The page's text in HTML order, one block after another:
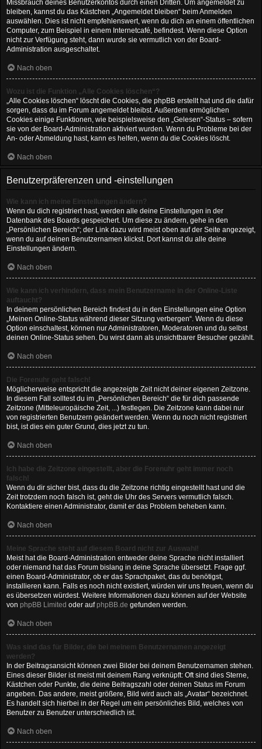
Missbrauch deines Benutzerkontos durch einen Dritten. Um angemeldet zu
bleiben, kannst du das Kästchen „Angemeldet bleiben“ beim Anmelden
auswählen. Dies ist nicht empfehlenswert, wenn du dich an einem öffentlichen
Computer, zum Beispiel in einem Internetcafé, befindest. Wenn diese Option
nicht zur Verfügung steht, dann wurde sie vermutlich von der Board-
Administration ausgeschaltet.
Nach oben
Wozu ist die Funktion „Alle Cookies löschen“?
„Alle Cookies löschen“ löscht die Cookies, die phpBB erstellt hat und die dafür
sorgen, dass du im Forum angemeldet bleibst. Außerdem ermöglichen
Cookies einige Funktionen, wie beispielsweise den „Gelesen“-Status – sofern
sie von der Board-Administration aktiviert wurden. Wenn du Probleme bei der
An- oder Abmeldung hast, kann es helfen, wenn du die Cookies löscht.
Nach oben
Benutzerpräferenzen und -einstellungen
Wie kann ich meine Einstellungen ändern?
Wenn du dich registriert hast, werden alle deine Einstellungen in der
Datenbank des Boards gespeichert. Um diese zu ändern, gehe in den
„Persönlichen Bereich“; der Link dazu wird meist oben auf der Seite angezeigt,
wenn du auf deinen Benutzernamen klickst. Dort kannst du alle deine
Einstellungen ändern.
Nach oben
Wie kann ich verhindern, dass mein Benutzername in der Online-Liste
auftaucht?
In deinem persönlichen Bereich findest du in den Einstellungen eine Option
„Meinen Online-Status während dieser Sitzung verbergen“. Wenn du diese
Option einschaltest, können nur Administratoren, Moderatoren und du selbst
deinen Online-Status sehen. Du wirst dann als unsichtbarer Besucher gezählt.
Nach oben
Die Forenuhr geht falsch!
Möglicherweise entspricht die angezeigte Zeit nicht deiner eigenen Zeitzone.
In diesem Fall solltest du im „Persönlichen Bereich“ die für dich passende
Zeitzone (Mitteleuropäische Zeit, ...) festlegen. Die Zeitzone kann dabei nur
von registrierten Benutzern geändert werden. Wenn du noch nicht registriert
bist, ist dies ein guter Grund, dies jetzt zu tun.
Nach oben
Ich habe die Zeitzone eingestellt, aber die Forenuhr geht immer noch
falsch!
Wenn du dir sicher bist, dass du die Zeitzone richtig eingestellt hast und die
Zeit trotzdem noch falsch ist, geht die Uhr des Servers vermutlich falsch.
Kontaktiere einen Administrator, damit er das Problem beheben kann.
Nach oben
Meine Sprache steht auf diesem Board nicht zur Auswahl!
Meist hat die Board-Administration entweder deine Sprache nicht installiert
oder niemand hat das Forum bislang in deine Sprache übersetzt. Frage ggf.
einen Board-Administrator, ob er das Sprachpaket, das du benötigst,
installieren kann. Falls es noch nicht existiert, würden wir uns freuen, wenn du
es übersetzen würdest. Weitere Informationen dazu können auf der Website
von phpBB Limited oder aufphpBB.de gefunden werden.
Nach oben
Was sind das für Bilder, die bei meinem Benutzernamen angezeigt
werden?
In der Beitragsansicht können zwei Bilder bei deinem Benutzernamen stehen.
Eines dieser Bilder ist meist mit deinem Rang verknüpft: Oft sind dies Sterne,
Kästchen oder Punkte, die deine Beitragszahl oder deinen Status im Forum
angeben. Das andere, meist größere, Bild wird auch als „Avatar“ bezeichnet.
Es handelt sich hierbei in der Regel um ein persönliches Bild, welches von
Benutzer zu Benutzer unterschiedlich ist.
Nach oben